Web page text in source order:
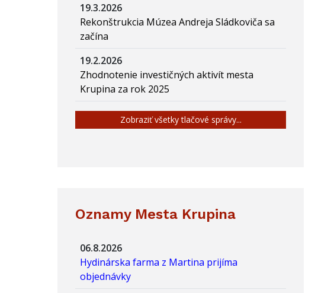
19.3.2026
Rekonštrukcia Múzea Andreja Sládkoviča sa
začína
19.2.2026
Zhodnotenie investičných aktivít mesta
Krupina za rok 2025
Zobraziť všetky tlačové správy...
Oznamy Mesta Krupina
06.8.2026
Hydinárska farma z Martina prijíma
objednávky